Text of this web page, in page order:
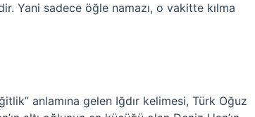
Yani sadece öğle namazı, o vakitte kılma
anlamına gelen Iğdır kelimesi, Türk Oğuz